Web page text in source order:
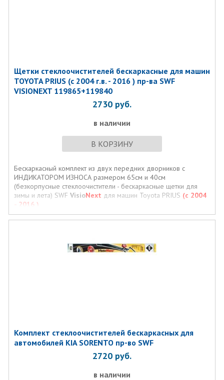
Щетки стеклоочистителей бескаркасные для машин
TOYOTA PRIUS (с 2004 г.в. - 2016 ) пр-ва SWF
VISIONEXT 119865+119840
2730 руб.
в наличии
В КОРЗИНУ
Бескаркасный комплект из двух передних дворников с
ИНДИКАТОРОМ ИЗНОСА размером 65см и 40см
(безкорпусные стеклоочистители - бескаркасные щетки для
зимы и лета) SWF VisioNext для машин Toyota PRIUS (с 2004
- 2016 )
Комплект стеклоочистителей бескаркасных для
автомобилей KIA SORENTO пр-во SWF
2720 руб.
в наличии